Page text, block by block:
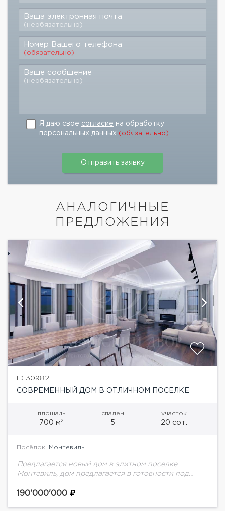
Ваша электронная почта
(необязательно)
Номер Вашего телефона
(обязательно)
Ваше сообщение
(необязательно)
Я даю свое согласие на обработку
персональных данных (обязательно)
АНАЛОГИЧНЫЕ
ПРЕДЛОЖЕНИЯ
ID 30982
СОВРЕМЕННЫЙ ДОМ В ОТЛИЧНОМ ПОСЕЛКЕ
площадь
700 м2
спален
5
участок
20 сот.
Посёлок: Монтевиль
Предлагается новый дом в элитном поселке
Монтевиль, дом предлагается в готовности под
отделка, ожидает новых хозяев, современная кухня,
190'000'000